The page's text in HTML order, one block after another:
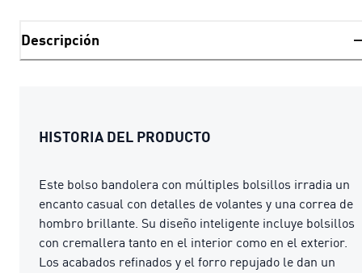
Descripción
HISTORIA DEL PRODUCTO
Este bolso bandolera con múltiples bolsillos irradia un
encanto casual con detalles de volantes y una correa de
hombro brillante. Su diseño inteligente incluye bolsillos
con cremallera tanto en el interior como en el exterior.
Los acabados refinados y el forro repujado le dan un